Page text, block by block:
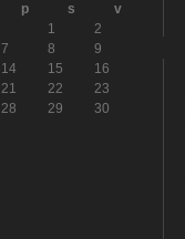
p s
v
1
2
7 8
9
14 15
16
21 22
23
28 29
30